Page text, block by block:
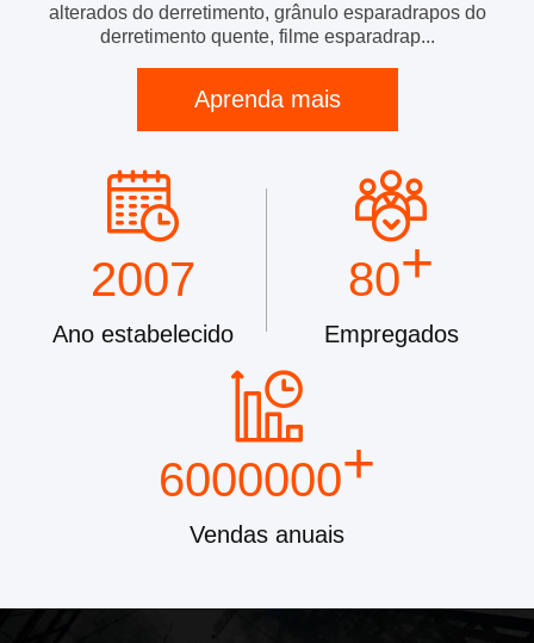
alterados do derretimento, grânulo esparadrapos do
derretimento quente, filme esparadrap...
Aprenda mais
2007
Ano estabelecido
80+
Empregados
6000000+
Vendas anuais